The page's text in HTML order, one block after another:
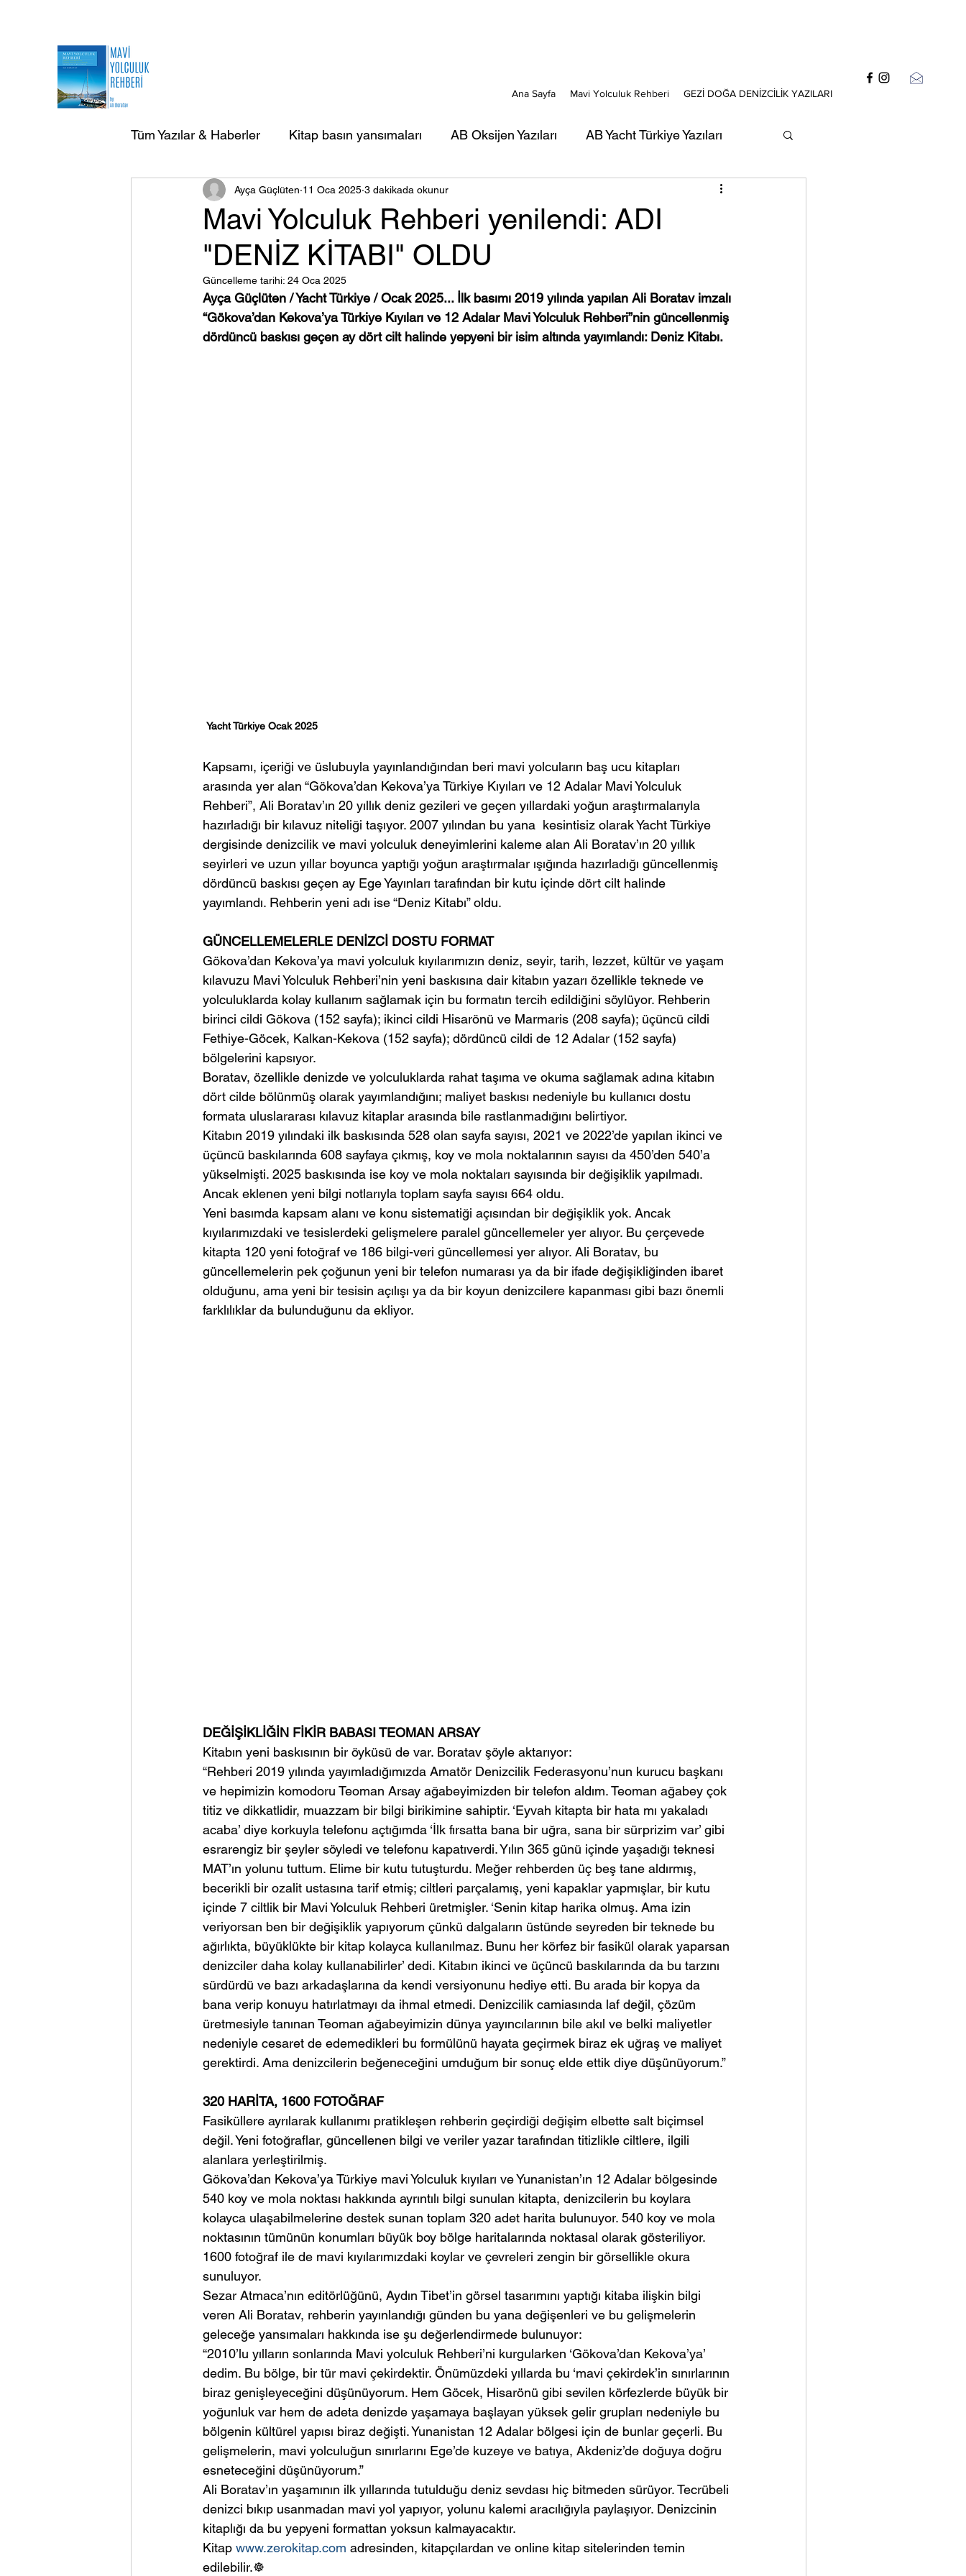
Ana Sayfa Mavi Yolculuk Rehberi GEZİ DOĞA DENİZCİLİK YAZILARI
Tüm Yazılar & Haberler Kitap basın yansımaları AB Oksijen Yazıları AB Yacht Türkiye Yazıları
AB Doğa Çevre Deniz Yazıları AB Mavi Kart yazıları
AB Yurtdışı Gezi-Seyir Yazıları AB Portreler - Mavi Yolcular
Mavi Yolculuk Rehberi yenilendi: ADI
"DENİZ KİTABI" OLDU
Ayça Güçlüten 11 Oca 2025 3 dakikada okunur
Güncelleme tarihi: 24 Oca 2025
Ayça Güçlüten / Yacht Türkiye / Ocak 2025... İlk basımı 2019 yılında yapılan Ali Boratav imzalı
“Gökova’dan Kekova’ya Türkiye Kıyıları ve 12 Adalar Mavi Yolculuk Rehberi”nin güncellenmiş
dördüncü baskısı geçen ay dört cilt halinde yepyeni bir isim altında yayımlandı: Deniz Kitabı.
Yacht Türkiye Ocak 2025
Kapsamı, içeriği ve üslubuyla yayınlandığından beri mavi yolcuların baş ucu kitapları
arasında yer alan “Gökova’dan Kekova’ya Türkiye Kıyıları ve 12 Adalar Mavi Yolculuk
Rehberi”, Ali Boratav’ın 20 yıllık deniz gezileri ve geçen yıllardaki yoğun araştırmalarıyla
hazırladığı bir kılavuz niteliği taşıyor. 2007 yılından bu yana  kesintisiz olarak Yacht Türkiye
dergisinde denizcilik ve mavi yolculuk deneyimlerini kaleme alan Ali Boratav’ın 20 yıllık
seyirleri ve uzun yıllar boyunca yaptığı yoğun araştırmalar ışığında hazırladığı güncellenmiş
dördüncü baskısı geçen ay Ege Yayınları tarafından bir kutu içinde dört cilt halinde
yayımlandı. Rehberin yeni adı ise “Deniz Kitabı” oldu.
GÜNCELLEMELERLE DENİZCİ DOSTU FORMAT
Gökova’dan Kekova’ya mavi yolculuk kıyılarımızın deniz, seyir, tarih, lezzet, kültür ve yaşam
kılavuzu Mavi Yolculuk Rehberi’nin yeni baskısına dair kitabın yazarı özellikle teknede ve
yolculuklarda kolay kullanım sağlamak için bu formatın tercih edildiğini söylüyor. Rehberin
birinci cildi Gökova (152 sayfa); ikinci cildi Hisarönü ve Marmaris (208 sayfa); üçüncü cildi
Fethiye-Göcek, Kalkan-Kekova (152 sayfa); dördüncü cildi de 12 Adalar (152 sayfa)
bölgelerini kapsıyor.
Boratav, özellikle denizde ve yolculuklarda rahat taşıma ve okuma sağlamak adına kitabın
dört cilde bölünmüş olarak yayımlandığını; maliyet baskısı nedeniyle bu kullanıcı dostu
formata uluslararası kılavuz kitaplar arasında bile rastlanmadığını belirtiyor.
Kitabın 2019 yılındaki ilk baskısında 528 olan sayfa sayısı, 2021 ve 2022’de yapılan ikinci ve
üçüncü baskılarında 608 sayfaya çıkmış, koy ve mola noktalarının sayısı da 450’den 540’a
yükselmişti. 2025 baskısında ise koy ve mola noktaları sayısında bir değişiklik yapılmadı.
Ancak eklenen yeni bilgi notlarıyla toplam sayfa sayısı 664 oldu.
Yeni basımda kapsam alanı ve konu sistematiği açısından bir değişiklik yok. Ancak
kıyılarımızdaki ve tesislerdeki gelişmelere paralel güncellemeler yer alıyor. Bu çerçevede
kitapta 120 yeni fotoğraf ve 186 bilgi-veri güncellemesi yer alıyor. Ali Boratav, bu
güncellemelerin pek çoğunun yeni bir telefon numarası ya da bir ifade değişikliğinden ibaret
olduğunu, ama yeni bir tesisin açılışı ya da bir koyun denizcilere kapanması gibi bazı önemli
farklılıklar da bulunduğunu da ekliyor.
DEĞİŞİKLİĞİN FİKİR BABASI TEOMAN ARSAY
Kitabın yeni baskısının bir öyküsü de var. Boratav şöyle aktarıyor:
“Rehberi 2019 yılında yayımladığımızda Amatör Denizcilik Federasyonu’nun kurucu başkanı
ve hepimizin komodoru Teoman Arsay ağabeyimizden bir telefon aldım. Teoman ağabey çok
titiz ve dikkatlidir, muazzam bir bilgi birikimine sahiptir. ‘Eyvah kitapta bir hata mı yakaladı
acaba’ diye korkuyla telefonu açtığımda ‘İlk fırsatta bana bir uğra, sana bir sürprizim var’ gibi
esrarengiz bir şeyler söyledi ve telefonu kapatıverdi. Yılın 365 günü içinde yaşadığı teknesi
MAT’ın yolunu tuttum. Elime bir kutu tutuşturdu. Meğer rehberden üç beş tane aldırmış,
becerikli bir ozalit ustasına tarif etmiş; ciltleri parçalamış, yeni kapaklar yapmışlar, bir kutu
içinde 7 ciltlik bir Mavi Yolculuk Rehberi üretmişler. ‘Senin kitap harika olmuş. Ama izin
veriyorsan ben bir değişiklik yapıyorum çünkü dalgaların üstünde seyreden bir teknede bu
ağırlıkta, büyüklükte bir kitap kolayca kullanılmaz. Bunu her körfez bir fasikül olarak yaparsan
denizciler daha kolay kullanabilirler’ dedi. Kitabın ikinci ve üçüncü baskılarında da bu tarzını
sürdürdü ve bazı arkadaşlarına da kendi versiyonunu hediye etti. Bu arada bir kopya da
bana verip konuyu hatırlatmayı da ihmal etmedi. Denizcilik camiasında laf değil, çözüm
üretmesiyle tanınan Teoman ağabeyimizin dünya yayıncılarının bile akıl ve belki maliyetler
nedeniyle cesaret de edemedikleri bu formülünü hayata geçirmek biraz ek uğraş ve maliyet
gerektirdi. Ama denizcilerin beğeneceğini umduğum bir sonuç elde ettik diye düşünüyorum.”
320 HARİTA, 1600 FOTOĞRAF
Fasiküllere ayrılarak kullanımı pratikleşen rehberin geçirdiği değişim elbette salt biçimsel
değil. Yeni fotoğraflar, güncellenen bilgi ve veriler yazar tarafından titizlikle ciltlere, ilgili
alanlara yerleştirilmiş.
Gökova’dan Kekova’ya Türkiye mavi Yolculuk kıyıları ve Yunanistan’ın 12 Adalar bölgesinde
540 koy ve mola noktası hakkında ayrıntılı bilgi sunulan kitapta, denizcilerin bu koylara
kolayca ulaşabilmelerine destek sunan toplam 320 adet harita bulunuyor. 540 koy ve mola
noktasının tümünün konumları büyük boy bölge haritalarında noktasal olarak gösteriliyor.
1600 fotoğraf ile de mavi kıyılarımızdaki koylar ve çevreleri zengin bir görsellikle okura
sunuluyor.
Sezar Atmaca’nın editörlüğünü, Aydın Tibet’in görsel tasarımını yaptığı kitaba ilişkin bilgi
veren Ali Boratav, rehberin yayınlandığı günden bu yana değişenleri ve bu gelişmelerin
geleceğe yansımaları hakkında ise şu değerlendirmede bulunuyor:
“2010’lu yılların sonlarında Mavi yolculuk Rehberi’ni kurgularken ‘Gökova’dan Kekova’ya’
dedim. Bu bölge, bir tür mavi çekirdektir. Önümüzdeki yıllarda bu ‘mavi çekirdek’in sınırlarının
biraz genişleyeceğini düşünüyorum. Hem Göcek, Hisarönü gibi sevilen körfezlerde büyük bir
yoğunluk var hem de adeta denizde yaşamaya başlayan yüksek gelir grupları nedeniyle bu
bölgenin kültürel yapısı biraz değişti. Yunanistan 12 Adalar bölgesi için de bunlar geçerli. Bu
gelişmelerin, mavi yolculuğun sınırlarını Ege’de kuzeye ve batıya, Akdeniz’de doğuya doğru
esneteceğini düşünüyorum.”
Ali Boratav’ın yaşamının ilk yıllarında tutulduğu deniz sevdası hiç bitmeden sürüyor. Tecrübeli
denizci bıkıp usanmadan mavi yol yapıyor, yolunu kalemi aracılığıyla paylaşıyor. Denizcinin
kitaplığı da bu yepyeni formattan yoksun kalmayacaktır.
Kitap www.zerokitap.com adresinden, kitapçılardan ve online kitap sitelerinden temin
edilebilir.☸